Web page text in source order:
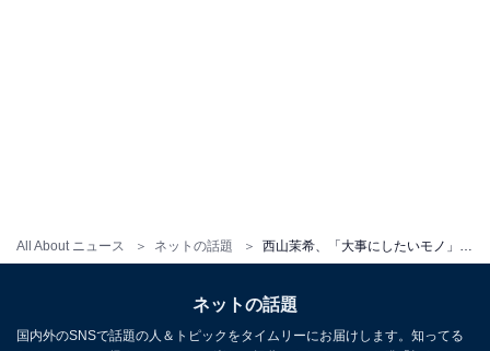
All About ニュース ネットの話題
ネットの話題
国内外のSNSで話題の人＆トピックをタイムリーにお届けします。知ってる